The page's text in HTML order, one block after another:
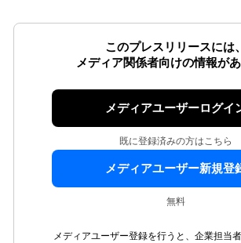
このプレスリリースには、
メディア関係者向けの情報が
メディアユーザーログイ
既に登録済みの方はこちら
メディアユーザー新規登
無料
メディアユーザー登録を行うと、企業担当者